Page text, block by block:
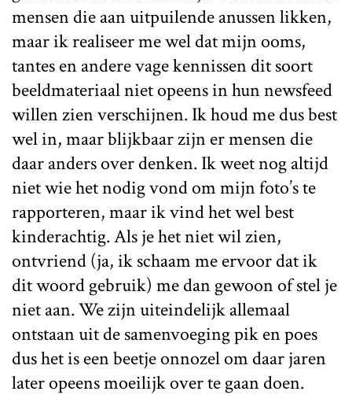
mensen die aan uitpuilende anussen likken,
maar ik realiseer me wel dat mijn ooms,
tantes en andere vage kennissen dit soort
beeldmateriaal niet opeens in hun newsfeed
willen zien verschijnen. Ik houd me dus best
wel in, maar blijkbaar zijn er mensen die
daar anders over denken. Ik weet nog altijd
niet wie het nodig vond om mijn foto’s te
rapporteren, maar ik vind het wel best
kinderachtig. Als je het niet wil zien,
ontvriend (ja, ik schaam me ervoor dat ik
dit woord gebruik) me dan gewoon of stel je
niet aan. We zijn uiteindelijk allemaal
ontstaan uit de samenvoeging pik en poes
dus het is een beetje onnozel om daar jaren
later opeens moeilijk over te gaan doen.